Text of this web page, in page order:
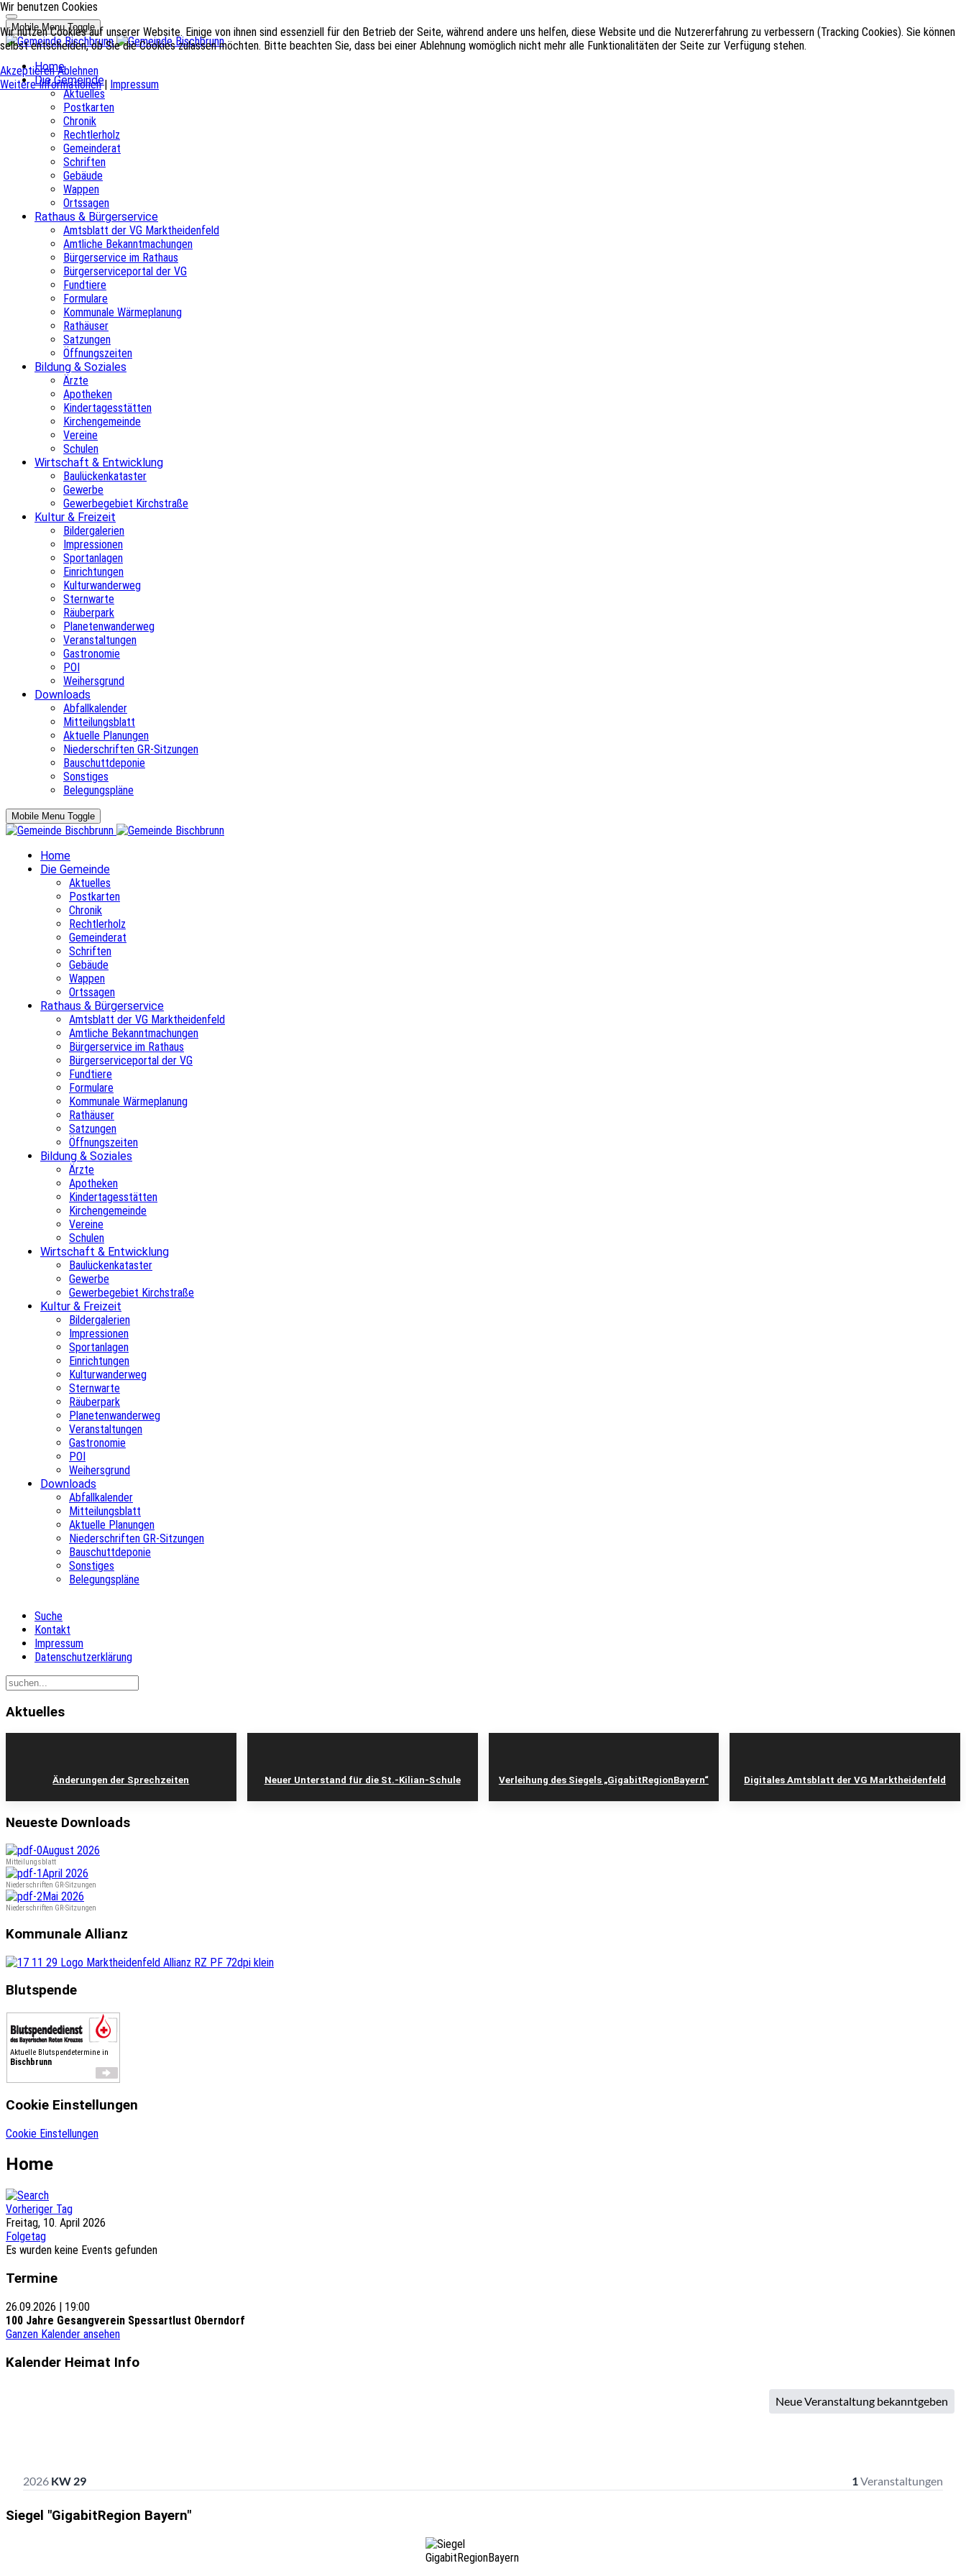
Mobile Menu Toggle
Home
Die Gemeinde
Aktuelles
Postkarten
Chronik
Rechtlerholz
Gemeinderat
Schriften
Gebäude
Wappen
Ortssagen
Rathaus & Bürgerservice
Amtsblatt der VG Marktheidenfeld
Amtliche Bekanntmachungen
Bürgerservice im Rathaus
Bürgerserviceportal der VG
Fundtiere
Formulare
Kommunale Wärmeplanung
Rathäuser
Satzungen
Öffnungszeiten
Bildung & Soziales
Ärzte
Apotheken
Kindertagesstätten
Kirchengemeinde
Vereine
Schulen
Wirtschaft & Entwicklung
Baulückenkataster
Gewerbe
Gewerbegebiet Kirchstraße
Kultur & Freizeit
Bildergalerien
Impressionen
Sportanlagen
Einrichtungen
Kulturwanderweg
Sternwarte
Räuberpark
Planetenwanderweg
Veranstaltungen
Gastronomie
POI
Weihersgrund
Downloads
Abfallkalender
Mitteilungsblatt
Aktuelle Planungen
Niederschriften GR-Sitzungen
Bauschuttdeponie
Sonstiges
Belegungspläne
Mobile Menu Toggle
Home
Die Gemeinde
Aktuelles
Postkarten
Chronik
Rechtlerholz
Gemeinderat
Schriften
Gebäude
Wappen
Ortssagen
Rathaus & Bürgerservice
Amtsblatt der VG Marktheidenfeld
Amtliche Bekanntmachungen
Bürgerservice im Rathaus
Bürgerserviceportal der VG
Fundtiere
Formulare
Kommunale Wärmeplanung
Rathäuser
Satzungen
Öffnungszeiten
Bildung & Soziales
Ärzte
Apotheken
Kindertagesstätten
Kirchengemeinde
Vereine
Schulen
Wirtschaft & Entwicklung
Baulückenkataster
Gewerbe
Gewerbegebiet Kirchstraße
Kultur & Freizeit
Bildergalerien
Impressionen
Sportanlagen
Einrichtungen
Kulturwanderweg
Sternwarte
Räuberpark
Planetenwanderweg
Veranstaltungen
Gastronomie
POI
Weihersgrund
Downloads
Abfallkalender
Mitteilungsblatt
Aktuelle Planungen
Niederschriften GR-Sitzungen
Bauschuttdeponie
Sonstiges
Belegungspläne
Suche
Kontakt
Impressum
Datenschutzerklärung
Aktuelles
Änderungen der Sprechzeiten Neuer Unterstand für die St.-Kilian-Schule Verleihung des Siegels „GigabitRegionBayern“ Digitales Amtsblatt der VG Marktheidenfeld
Neueste Downloads
August 2026
Mitteilungsblatt
April 2026
Niederschriften GR-Sitzungen
Mai 2026
Niederschriften GR-Sitzungen
Kommunale Allianz
Blutspende
Aktuelle Blutspendetermine in
Bischbrunn
Cookie Einstellungen
Cookie Einstellungen
Home
Vorheriger Tag
Freitag, 10. April 2026
Folgetag
Es wurden keine Events gefunden
Termine
26.09.2026 | 19:00
100 Jahre Gesangverein Spessartlust Oberndorf
Ganzen Kalender ansehen
Kalender Heimat Info
Siegel "GigabitRegion Bayern"
Wir benutzen Cookies
Wir nutzen Cookies auf unserer Website. Einige von ihnen sind essenziell für den Betrieb der Seite, während andere uns helfen, diese Website und die Nutzererfahrung zu verbessern (Tracking Cookies). Sie können
selbst entscheiden, ob Sie die Cookies zulassen möchten. Bitte beachten Sie, dass bei einer Ablehnung womöglich nicht mehr alle Funktionalitäten der Seite zur Verfügung stehen.
Akzeptieren Ablehnen
Weitere Informationen| Impressum